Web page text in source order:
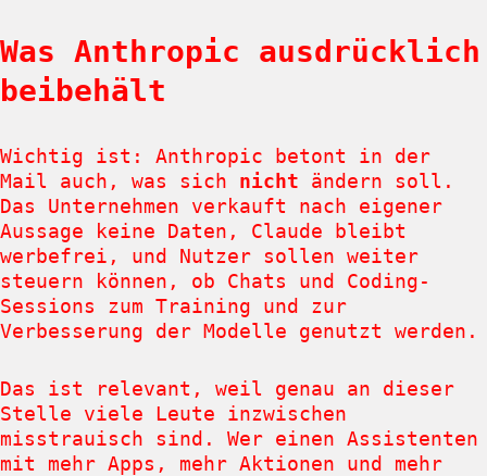
Was Anthropic ausdrücklich
beibehält
Wichtig ist: Anthropic betont in der
Mail auch, was sich nicht ändern soll.
Das Unternehmen verkauft nach eigener
Aussage keine Daten, Claude bleibt
werbefrei, und Nutzer sollen weiter
steuern können, ob Chats und Coding-
Sessions zum Training und zur
Verbesserung der Modelle genutzt werden.
Das ist relevant, weil genau an dieser
Stelle viele Leute inzwischen
misstrauisch sind. Wer einen Assistenten
mit mehr Apps, mehr Aktionen und mehr